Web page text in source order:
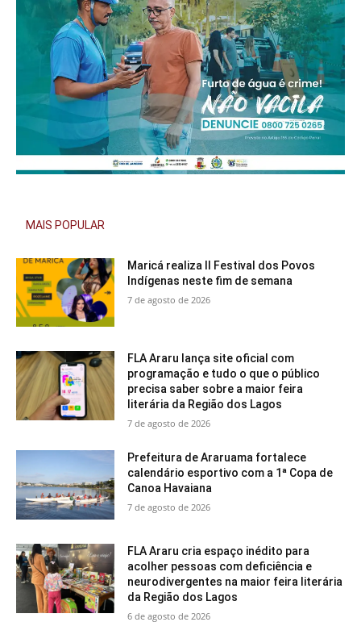
MAIS POPULAR
Maricá realiza II Festival dos Povos
Indígenas neste fim de semana
7 de agosto de 2026
FLA Araru lança site oficial com
programação e tudo o que o público
precisa saber sobre a maior feira
literária da Região dos Lagos
7 de agosto de 2026
Prefeitura de Araruama fortalece
calendário esportivo com a 1ª Copa de
Canoa Havaiana
7 de agosto de 2026
FLA Araru cria espaço inédito para
acolher pessoas com deficiência e
neurodivergentes na maior feira literária
da Região dos Lagos
6 de agosto de 2026